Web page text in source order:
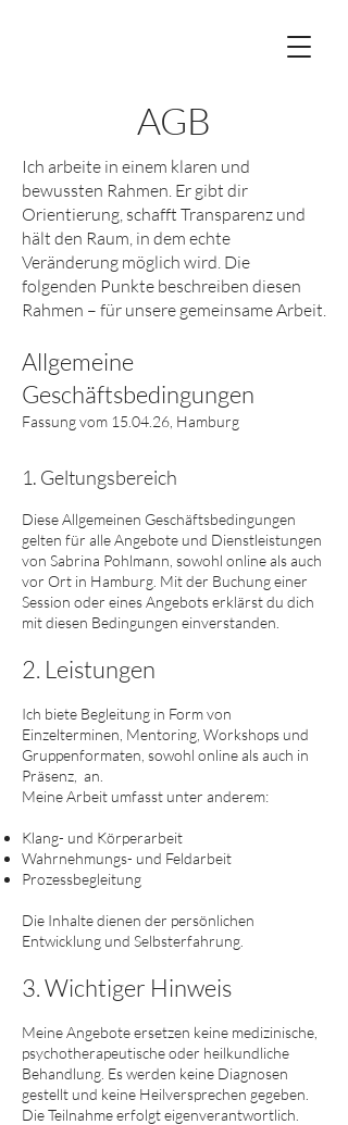
AGB
Ich arbeite in einem klaren und
bewussten Rahmen. Er gibt dir
Orientierung, schafft Transparenz und
hält den Raum, in dem echte
Veränderung möglich wird. Die
folgenden Punkte beschreiben diesen
Rahmen – für unsere gemeinsame Arbeit.
Allgemeine
Geschäftsbedingungen
​Fassung vom 15.04.26, Hamburg
1. Geltungsbereich
Diese Allgemeinen Geschäftsbedingungen
gelten für alle Angebote und Dienstleistungen
von Sabrina Pohlmann, sowohl online als auch
vor Ort in Hamburg. Mit der Buchung einer
Session oder eines Angebots erklärst du dich
mit diesen Bedingungen einverstanden.
2. Leistungen
Ich biete Begleitung in Form von
Einzelterminen, Mentoring, Workshops und
Gruppenformaten, sowohl online als auch in
Präsenz, an.
Meine Arbeit umfasst unter anderem:
Klang- und Körperarbeit
Wahrnehmungs- und Feldarbeit
Prozessbegleitung
Die Inhalte dienen der persönlichen
Entwicklung und Selbsterfahrung.
3. Wichtiger Hinweis
Meine Angebote ersetzen keine medizinische,
psychotherapeutische oder heilkundliche
Behandlung. Es werden keine Diagnosen
gestellt und keine Heilversprechen gegeben.
Die Teilnahme erfolgt eigenverantwortlich.